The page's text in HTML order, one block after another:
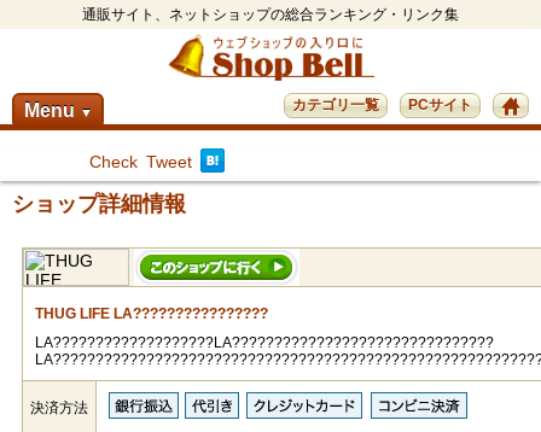
通販サイト、ネットショップの総合ランキング・リンク集
Menu ▼ PCサイト
カテゴリ一覧
Check Tweet
ショップ詳細情報
THUG LIFE LA????????????????
LA???????????????????LA???????????????????????????????
決済方法